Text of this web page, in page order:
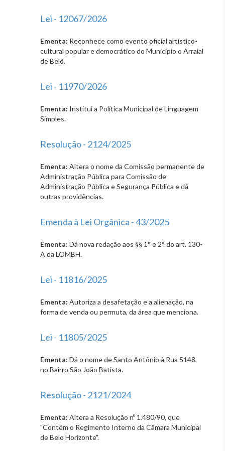
Lei - 12067/2026
Ementa: Reconhece como evento oficial artístico-
cultural popular e democrático do Município o Arraial
de Belô.
Lei - 11970/2026
Ementa: Institui a Política Municipal de Linguagem
Simples.
Resolução - 2124/2025
Ementa: Altera o nome da Comissão permanente de
Administração Pública para Comissão de
Administração Pública e Segurança Pública e dá
outras providências.
Emenda à Lei Orgânica - 43/2025
Ementa: Dá nova redação aos §§ 1° e 2° do art. 130-
A da LOMBH.
Lei - 11816/2025
Ementa: Autoriza a desafetação e a alienação, na
forma de venda ou permuta, da área que menciona.
Lei - 11805/2025
Ementa: Dá o nome de Santo Antônio à Rua 5148,
no Bairro São João Batista.
Resolução - 2121/2024
Ementa: Altera a Resolução nº 1.480/90, que
"Contém o Regimento Interno da Câmara Municipal
de Belo Horizonte".